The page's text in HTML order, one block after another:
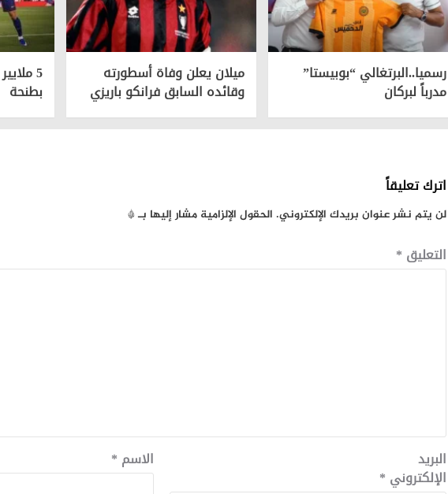
رسميا..البرتغالي “بوبيستا”
مدرباً لبركان
ميلان يعلن وفاة أسطورته
وقائده السابق فرانكو باريزي
5
بطنحة
اترك تعليقاً
لن يتم نشر عنوان بريدك الإلكتروني. الحقول الإلزامية مشار إليها بـ*
التعليق *
الاسم * البريد
الإلكتروني *